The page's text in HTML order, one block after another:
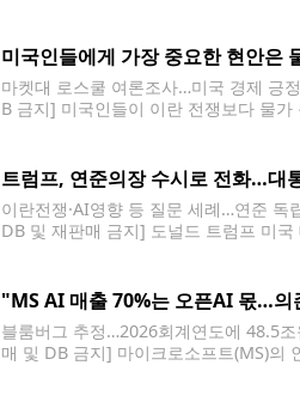
미국인들에게 가장 중요한 현안은
마켓대 로스쿨 여론조사…미국 경제 긍
B 금지] 미국인들이 이란 전쟁보다 물
트럼프, 연준의장 수시로 전화…대
이란전쟁·AI영향 등 질문 세례…연준 독
DB 및 재판매 금지] 도널드 트럼프 미
"MS AI 매출 70%는 오픈AI 몫…의
블룸버그 추정…2026회계연도에 48.5
매 및 DB 금지] 마이크로소프트(MS)의